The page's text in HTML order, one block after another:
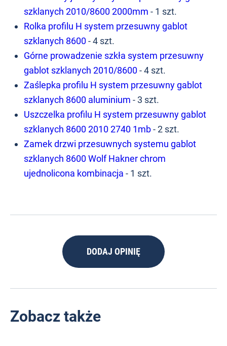
szklanych 2010/8600 2000mm - 1 szt.
Rolka profilu H system przesuwny gablot
szklanych 8600- 4 szt.
Górne prowadzenie szkła system przesuwny
gablot szklanych 2010/8600- 4 szt.
Zaślepka profilu H system przesuwny gablot
szklanych 8600 aluminium - 3 szt.
Uszczelka profilu H system przesuwny gablot
szklanych 8600 2010 2740 1mb- 2 szt.
Zamek drzwi przesuwnych systemu gablot
szklanych 8600 Wolf Hakner chrom
ujednolicona kombinacja - 1 szt.
DODAJ OPINIĘ
Zobacz także